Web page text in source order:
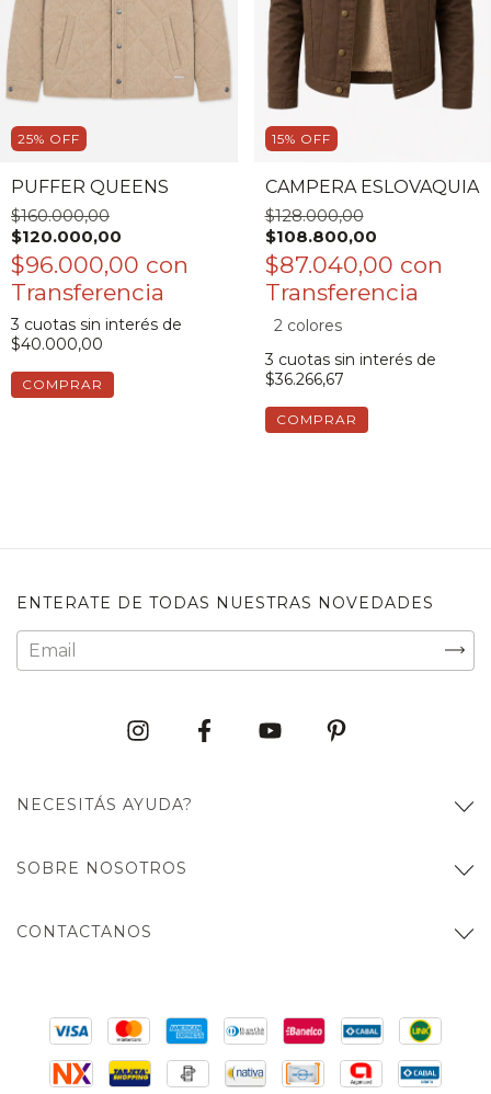
25% OFF
PUFFER QUEENS
$160.000,00
$120.000,00
$96.000,00 con
3 cuotas sin interés de
$40.000,00
COMPRAR
15% OFF
CAMPERA ESLOVAQUIA
$128.000,00
$108.800,00
$87.040,00 con
2 colores
3 cuotas sin interés de
$36.266,67
COMPRAR
ENTERATE DE TODAS NUESTRAS NOVEDADES
NECESITÁS AYUDA?
SOBRE NOSOTROS
CONTACTANOS